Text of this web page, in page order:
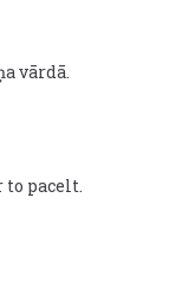
vārdā.
pacelt.